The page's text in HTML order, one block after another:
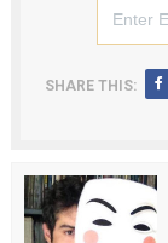
SHARE THIS: